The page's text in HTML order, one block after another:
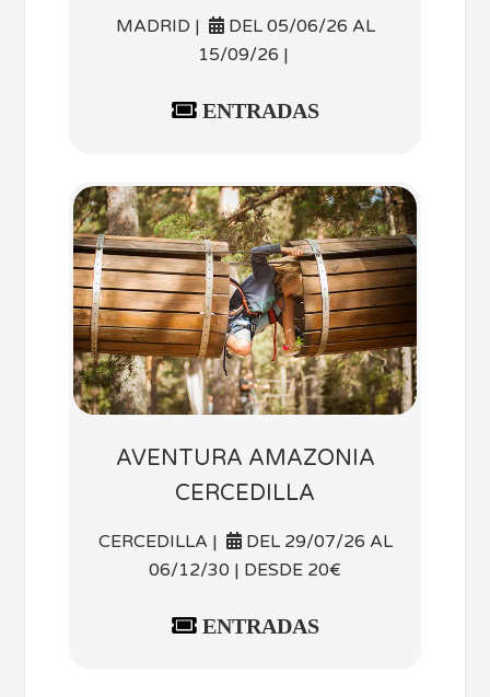
MADRID |
DEL 05/06/26 AL
15/09/26 |
ENTRADAS
AVENTURA AMAZONIA
CERCEDILLA
CERCEDILLA |
DEL 29/07/26 AL
06/12/30 | DESDE 20€
ENTRADAS